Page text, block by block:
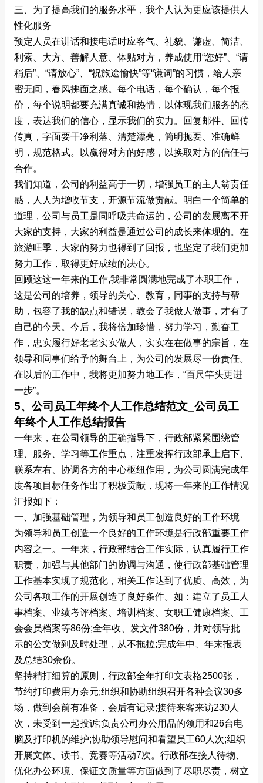
三、为了提高我们的服务水平，我个人认为更应该提供人
性化服务
预定人员在讲话和接电话时应客气、礼貌、谦虚、简洁、
利索、大方、善解人意、体贴对方，养成使用“您好”、“请
稍后”、“请放心”、“祝旅途愉快”等“谦词”的习惯，给人亲
密无间，春风拂面之感。每个电话，每个确认，每个报
价，每个说明都要充满真诚和热情，以体现我们服务的态
度，表达我们的信心，显示我们的实力。回复邮件、回传
传真，字面要干净利落、清楚漂亮，简明扼要、准确鲜
明，规范格式。以赢得对方的好感，以换取对方的信任与
合作。
我们知道，公司的利益高于一切，增强员工的主人翁责任
感，人人为增收节支，开源节流做贡献。明白一个简单的
道理，公司与员工是同呼吸共命运的，公司的发展离不开
大家的支持，大家的利益是通过公司的成长来体现的。在
旅游旺季，大家的努力也得到了回报，也坚定了我们更加
努力工作，取得更好成绩的决心。
回顾这这一年来的工作,我非常圆满地完成了本职工作，
这是公司的培养，领导的关心、教育，同事的支持与帮
助，包容了我的缺点和错误，教会了我做人做事，才有了
自己的今天。今后，我将倍加珍惜，努力学习，勤奋工
作，忠实履行好老老实实做人，实实在在做事的宗旨，在
领导和同事们给予的舞台上，为公司的发展尽一份责任。
在以后的工作中，我将更加努力地工作，“百尺竿头更进
一步”。
5、公司员工年终个人工作总结范文_公司员工
年终个人工作总结报告
一年来，在公司领导的正确指导下，行政部紧紧围绕管
理、服务、学习等工作重点，注重发挥行政部承上启下、
联系左右、协调各方的中心枢纽作用，为公司圆满完成年
度各项目标任务作出了积极贡献，现将一年来的工作情况
汇报如下：
一、加强基础管理，为领导和员工创造良好的工作环境
为领导和员工创造一个良好的工作环境是行政部重要工作
内容之一。一年来，行政部结合工作实际，认真履行工作
职责，加强与其他部门的协调与沟通，使行政部基础管理
工作基本实现了规范化，相关工作达到了优质、高效，为
公司各项工作的开展创造了良好条件。如：建立了员工人
事档案、业绩考评档案、培训档案、女职工健康档案、工
会会员档案等86份;全年收、发文件380份，并对领导批
示的公文做到及时处理，从不拖拉;完成年中、年末报表
及总结30余份。
坚持精打细算的原则，行政部全年打印文表格2500张，
节约打印费用万余元;组织和协助组织召开各种会议30多
场，做到会前有准备，会后有记录;接待来客来访230人
次，未受到一起投诉;负责公司办公用品的领用和26台电
脑及打印机的维护;协助领导慰问和看望员工60人次;组织
开展文体、读书、竞赛等活动7次。行政部在接人待物、
优化办公环境、保证文质量等方面做到了尽职尽责，树立